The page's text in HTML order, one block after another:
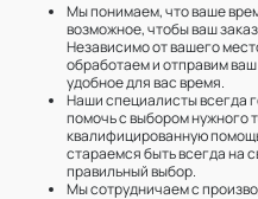
Мы понимаем, что ваше
возможное, чтобы ваш
Независимо от вашего
обработаем и отправим ваш
удобное для вас время.
Наши специалисты всегда
помочь с выбором нужного
квалифицированную
стараемся быть всегда на
правильный выбор.
Мы сотрудничаем с